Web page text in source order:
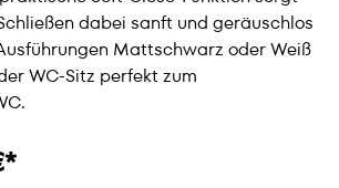
dabei sanft und geräuschlos
Mattschwarz oder Weiß
WC-Sitz perfekt zum